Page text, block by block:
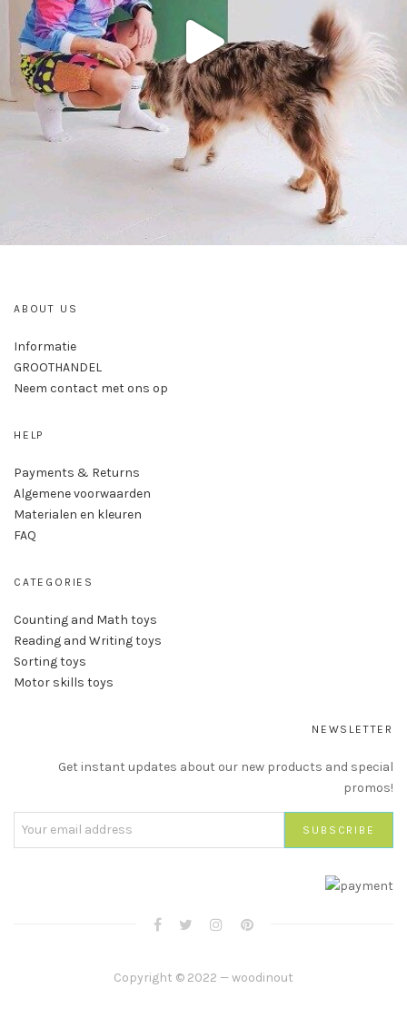
ABOUT US
Informatie
GROOTHANDEL
Neem contact met ons op
HELP
Payments & Returns
Algemene voorwaarden
Materialen en kleuren
FAQ
CATEGORIES
Counting and Math toys
Reading and Writing toys
Sorting toys
Motor skills toys
NEWSLETTER
Get instant updates about our new products and special
promos!
Copyright © 2022 — woodinout